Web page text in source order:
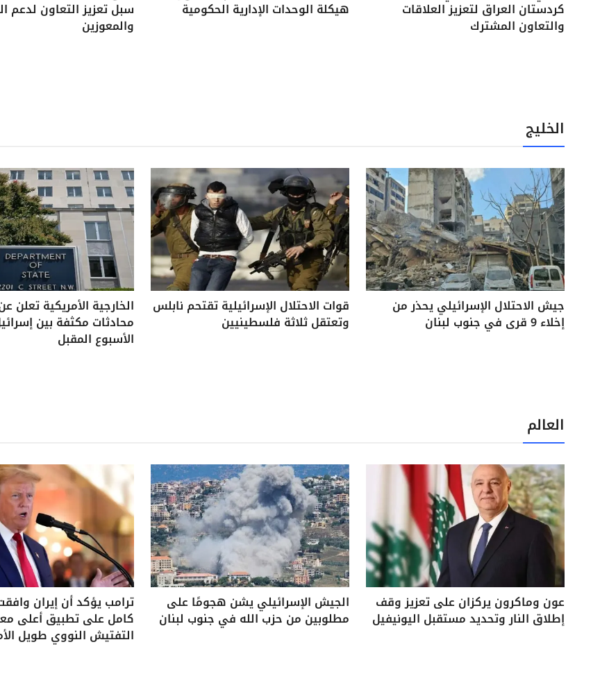
كردستان العراق لتعزيز العلاقات
والتعاون المشترك
هيكلة الوحدات الإدارية الحكومية سبل تعزيز التعاون لدعم
والمعوزين
الخليج
جيش الاحتلال الإسرائيلي يحذر من
إخلاء 9 قرى في جنوب لبنان
قوات الاحتلال الإسرائيلية تقتحم نابلس
وتعتقل ثلاثة فلسطينيين
الخارجية الأمريكية تعلن
محادثات مكثفة بين
الأسبوع المقبل
العالم
عون وماكرون يركزان على تعزيز وقف
إطلاق النار وتحديد مستقبل اليونيفيل
الجيش الإسرائيلي يشن هجومًا على
مطلوبين من حزب الله في جنوب لبنان
ترامب يؤكد أن إيران
كامل على تطبيق أعلى
التفتيش النووي طويل